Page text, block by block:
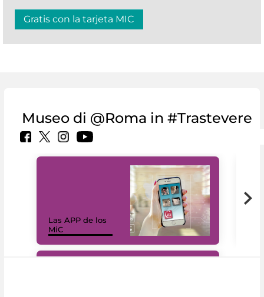
Gratis con la tarjeta MIC
Museo di @Roma in #Trastevere
Las APP de los
MiC